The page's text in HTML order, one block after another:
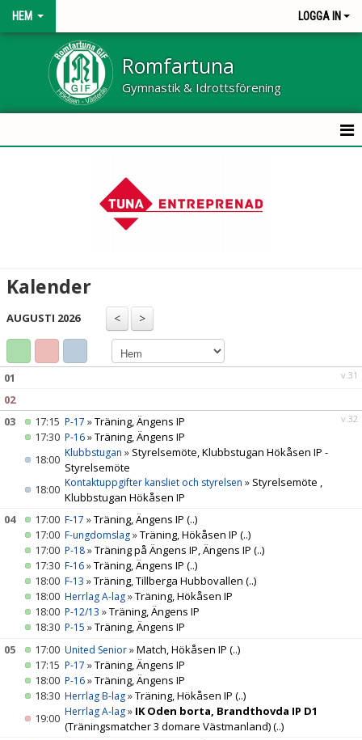
HEM LOGGA IN
Romfartuna
Gymnastik & Idrottsförening
BILDGALLERI
DOKUMENT
VÅRA LAG/TRÄNARE
MATCHER
Kalender
AUGUSTI 2026
v.31
01
02
v.32
03 17:15 P-17 »Träning, Ängens IP
17:30 P-16»Träning, Ängens IP
18:00 Klubbstugan » Styrelsemöte, Klubbstugan Hökåsen IP -
Styrelsemöte
18:00 Kontaktuppgifter kansliet och styrelsen » Styrelsemöte ,
Klubbstugan Hökåsen IP
04
17:00 F-17 »Träning, Ängens IP (..)
17:00 F-ungdomslag»Träning, Hökåsen IP (..)
17:00 P-18»Träning på Ängens IP, Ängens IP (..)
17:30 F-16»Träning, Ängens IP (..)
18:00 F-13 »Träning, Tillberga Hubbovallen (..)
18:00 Herrlag A-lag»Träning, Hökåsen IP
18:00 P-12/13 »Träning, Ängens IP
18:30 P-15 »Träning, Ängens IP
05
17:00 United Senior»Match, Hökåsen IP (..)
17:15 P-17 »Träning, Ängens IP
18:00 P-16»Träning, Ängens IP
18:30 Herrlag B-lag»Träning, Hökåsen IP (..)
19:00 Herrlag A-lag» IK Oden borta, Brandthovda IP D1
(Träningsmatcher 3 domare Västmanland)(..)